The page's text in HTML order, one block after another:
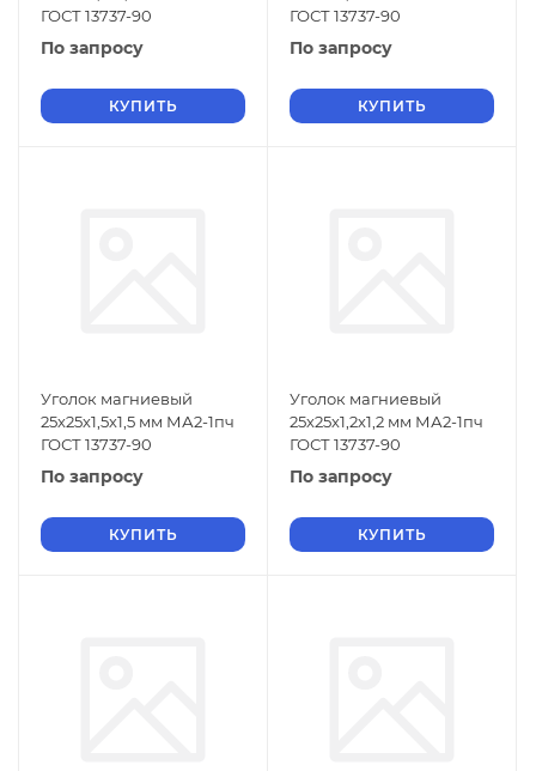
ГОСТ 13737-90
По запросу
КУПИТЬ
ГОСТ 13737-90
По запросу
КУПИТЬ
Уголок магниевый
25х25х1,5х1,5 мм МА2-1пч
ГОСТ 13737-90
По запросу
КУПИТЬ
Уголок магниевый
25х25х1,2х1,2 мм МА2-1пч
ГОСТ 13737-90
По запросу
КУПИТЬ